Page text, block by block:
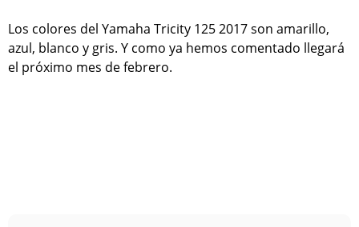
Los colores del Yamaha Tricity 125 2017 son amarillo,
azul, blanco y gris. Y como ya hemos comentado llegará
el próximo mes de febrero.